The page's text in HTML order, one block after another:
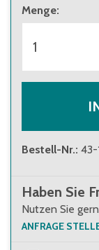
ab 1 Stück
18,50 €
ab 56 Stück
16,50 €
Menge:
Bestell-Nr.: 43-
Haben Sie
Nutzen Sie
ANFRAGE